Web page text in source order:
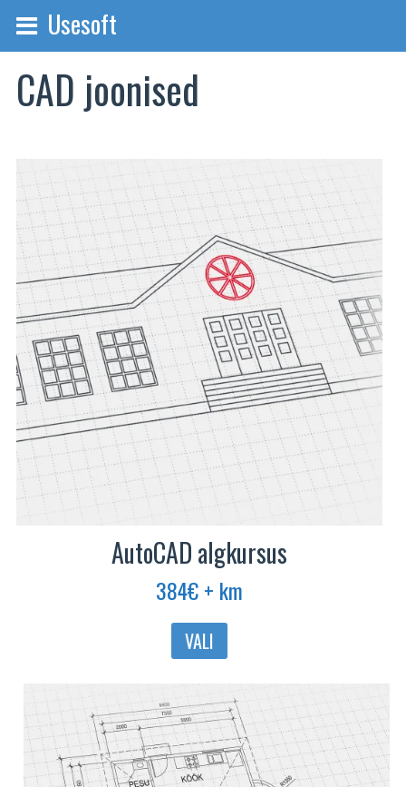
Usesoft
CAD joonised
AutoCAD algkursus
384€+ km
VALI
Sellel
mitu
varianti.
Valikuid
saab